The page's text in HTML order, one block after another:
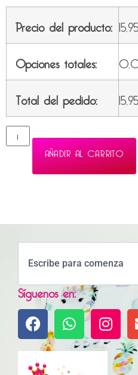
Precio del producto: 15,95
Opciones totales:
Total del pedido:
15,95
AÑADIR AL CARRITO
Síguenos en: